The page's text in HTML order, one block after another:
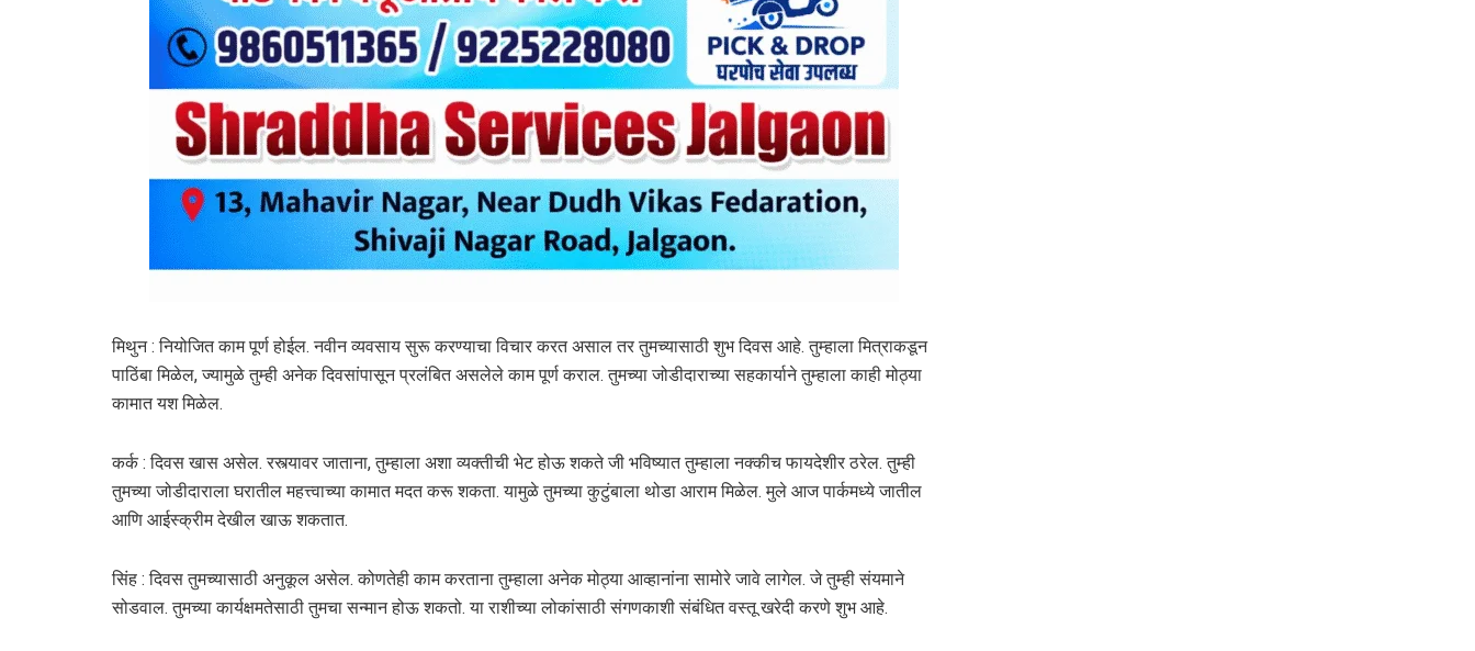
मिथुन : नियोजित काम पूर्ण होईल. नवीन व्यवसाय सुरू करण्याचा विचार करत असाल तर तुमच्यासाठी शुभ दिवस आहे. तुम्हाला मित्राकडून
पाठिंबा मिळेल, ज्यामुळे तुम्ही अनेक दिवसांपासून प्रलंबित असलेले काम पूर्ण कराल. तुमच्या जोडीदाराच्या सहकार्याने तुम्हाला काही मोठ्या
कामात यश मिळेल.
कर्क : दिवस खास असेल. रस्त्यावर जाताना, तुम्हाला अशा व्यक्तीची भेट होऊ शकते जी भविष्यात तुम्हाला नक्कीच फायदेशीर ठरेल. तुम्ही
तुमच्या जोडीदाराला घरातील महत्त्वाच्या कामात मदत करू शकता. यामुळे तुमच्या कुटुंबाला थोडा आराम मिळेल. मुले आज पार्कमध्ये जातील
आणि आईस्क्रीम देखील खाऊ शकतात.
सिंह : दिवस तुमच्यासाठी अनुकूल असेल. कोणतेही काम करताना तुम्हाला अनेक मोठ्या आव्हानांना सामोरे जावे लागेल. जे तुम्ही संयमाने
सोडवाल. तुमच्या कार्यक्षमतेसाठी तुमचा सन्मान होऊ शकतो. या राशीच्या लोकांसाठी संगणकाशी संबंधित वस्तू खरेदी करणे शुभ आहे.